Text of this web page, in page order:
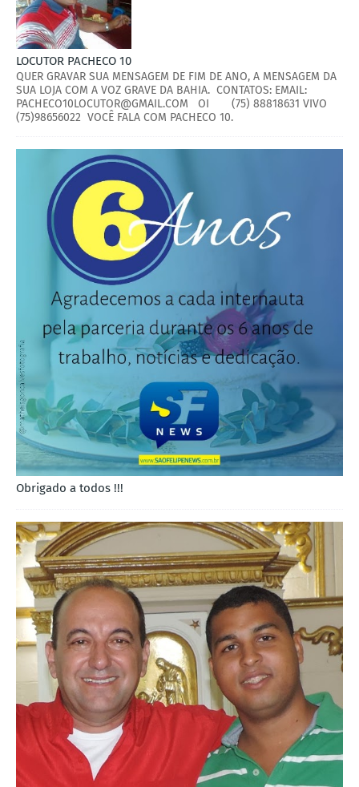
LOCUTOR PACHECO 10
QUER GRAVAR SUA MENSAGEM DE FIM DE ANO, A MENSAGEM DA
SUA LOJA COM A VOZ GRAVE DA BAHIA. CONTATOS: EMAIL:
PACHECO10LOCUTOR@GMAIL.COM OI (75) 88818631 VIVO
(75)98656022 VOCÊ FALA COM PACHECO 10.
Obrigado a todos !!!